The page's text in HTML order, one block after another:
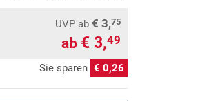
UVP ab € 3,75
ab € 3,49
Sie sparen € 0,26